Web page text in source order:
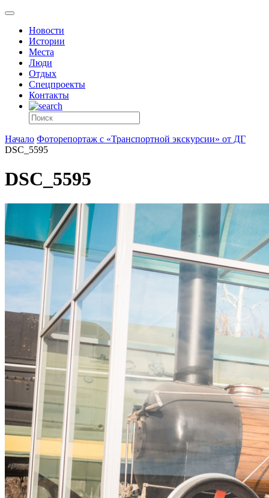
Новости
Истории
Места
Люди
Отдых
Спецпроекты
Контакты
Начало Фоторепортаж с «Транспортной экскурсии» от ДГ
DSC_5595
DSC_5595